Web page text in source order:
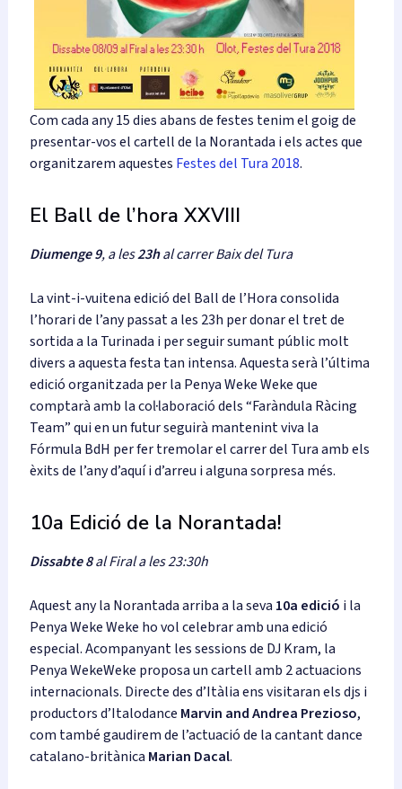
Com cada any 15 dies abans de festes tenim el goig de
presentar-vos el cartell de la Norantada i els actes que
organitzarem aquestes Festes del Tura 2018.
El Ball de l’hora XXVIII
Diumenge 9, a les23hal carrer Baix del Tura
La vint-i-vuitena edició del Ball de l’Hora consolida
l’horari de l’any passat a les 23h per donar el tret de
sortida a la Turinada i per seguir sumant públic molt
divers a aquesta festa tan intensa. Aquesta serà l’última
edició organitzada per la Penya Weke Weke que
comptarà amb la col·laboració dels “Faràndula Ràcing
Team” qui en un futur seguirà mantenint viva la
Fórmula BdH per fer tremolar el carrer del Tura amb els
èxits de l’any d’aquí i d’arreu i alguna sorpresa més.
10a Edició de la Norantada!
Dissabte 8al Firal a les 23:30h
Aquest any la Norantada arriba a la seva 10a edició i la
Penya Weke Weke ho vol celebrar amb una edició
especial. Acompanyant les sessions de DJ Kram, la
Penya WekeWeke proposa un cartell amb 2 actuacions
internacionals. Directe des d’Itàlia ens visitaran els djs i
productors d’Italodance Marvin and Andrea Prezioso,
com també gaudirem de l’actuació de la cantant dance
catalano-britànica Marian Dacal.